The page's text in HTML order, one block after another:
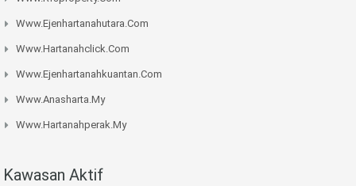
Www.ejenhartanahutara.com
Www.hartanahclick.com
Www.ejenhartanahkuantan.com
Www.anasharta.my
Www.hartanahperak.my
Kawasan Aktif